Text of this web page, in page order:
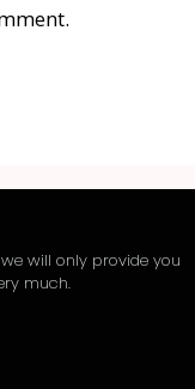
will only provide you
much.